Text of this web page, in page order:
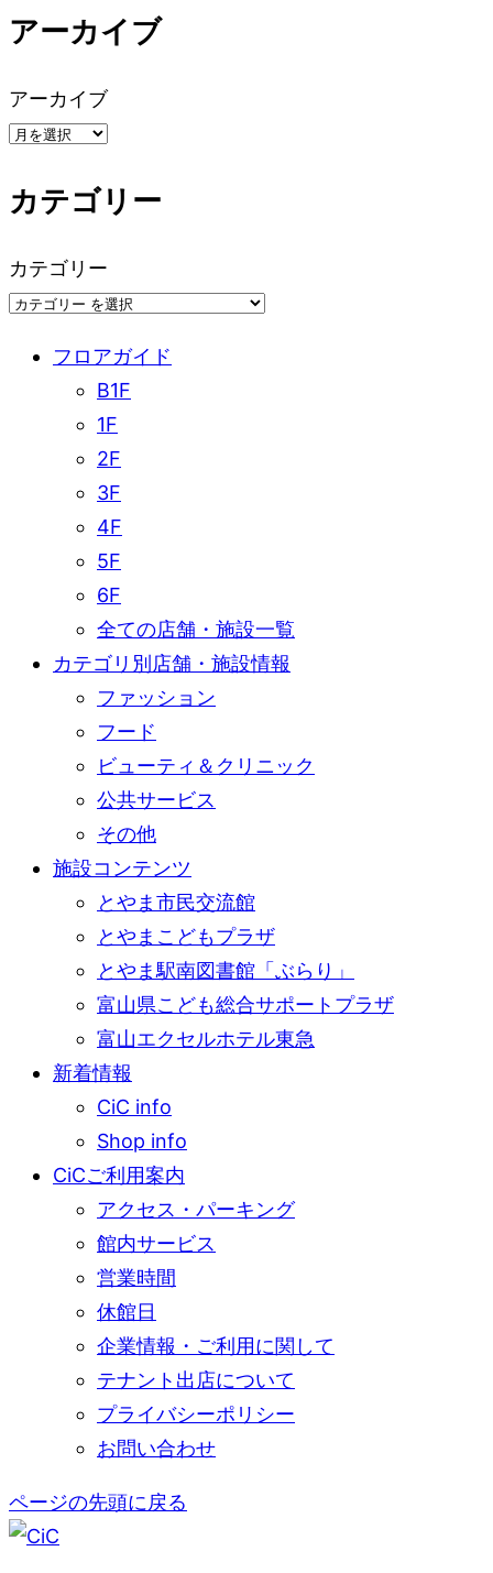
シ
ョ
ン
アーカイブ
アーカイブ
カテゴリー
カテゴリー
フロアガイド
B1F
1F
2F
3F
4F
5F
6F
全ての店舗・施設一覧
カテゴリ別店舗・施設情報
ファッション
フード
ビューティ＆クリニック
公共サービス
その他
施設コンテンツ
とやま市民交流館
とやまこどもプラザ
とやま駅南図書館「ぶらり」
富山県こども総合サポートプラザ
富山エクセルホテル東急
新着情報
CiC info
Shop info
CiCご利用案内
アクセス・パーキング
館内サービス
営業時間
休館日
企業情報・ご利用に関して
テナント出店について
プライバシーポリシー
お問い合わせ
ページの先頭に戻る